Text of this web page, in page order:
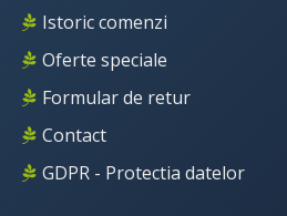
Istoric comenzi
Oferte speciale
Formular de retur
Contact
GDPR - Protectia datelor